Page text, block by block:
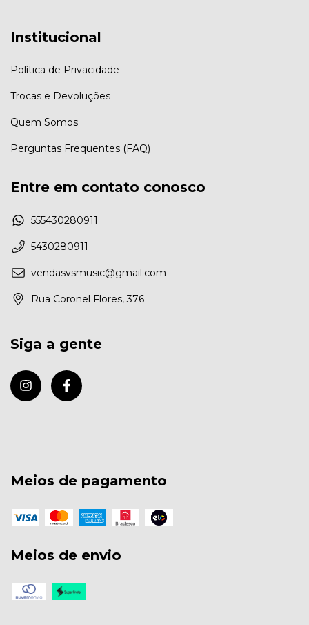
Institucional
Política de Privacidade
Trocas e Devoluções
Quem Somos
Perguntas Frequentes (FAQ)
Entre em contato conosco
555430280911
5430280911
vendasvsmusic@gmail.com
Rua Coronel Flores, 376
Siga a gente
Meios de pagamento
Meios de envio